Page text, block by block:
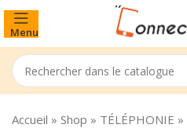
Menu
Accueil » Shop » TÉLÉPHONIE »